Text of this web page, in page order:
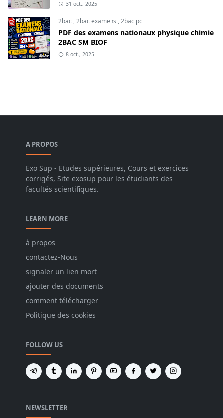
31 oct., 2025
2bac ,2bac examens ,2bac pc
PDF des examens nationaux physique chimie
2BAC SM BIOF
8 oct., 2025
A PROPOS
Exo Sup - Etudes supérieures, Cours et exercices
corrigés, Site exosup pour les étudiants des
facultés scientifiques.
LEARN MORE
à propos
contactez-Nous
signaler un lien mort
ajouter des documents
comment télécharger
Politique des cookies
FOLLOW US
NEWSLETTER